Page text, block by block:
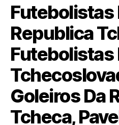
Futebolistas
Republica
Futebolistas
Goleiros Da
Tcheca,